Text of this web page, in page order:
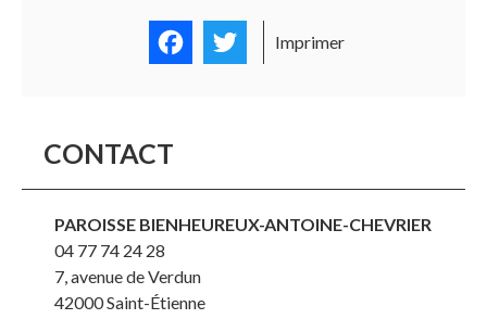
FacebookTwitter
Imprimer
CONTACT
PAROISSE BIENHEUREUX-ANTOINE-CHEVRIER
04 77 74 24 28
7, avenue de Verdun
42000Saint-Étienne